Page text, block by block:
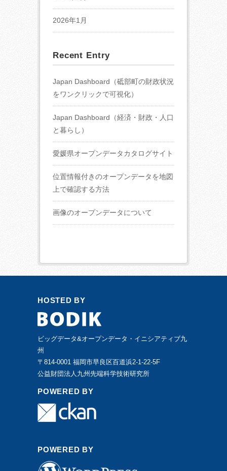
2026年1月
Recent Entry
Japan Dashboard（砥部町の財政状況
をワンクリックで可視化）
Japan Dashboard（経済・財政・人口
と暮らし）
愛媛県オープンデータカタログサイト
位置情報付きのオープンデータを地図
上で確認する方法
画像のオープンデータについて
HOSTED BY
ビッグデータ&オープンデータ・イニシアティブ九
州
〒814-0001 福岡市早良区百道浜2-1-22-5F
公益財団法人九州先端科学技術研究所
POWERED BY
POWERED BY